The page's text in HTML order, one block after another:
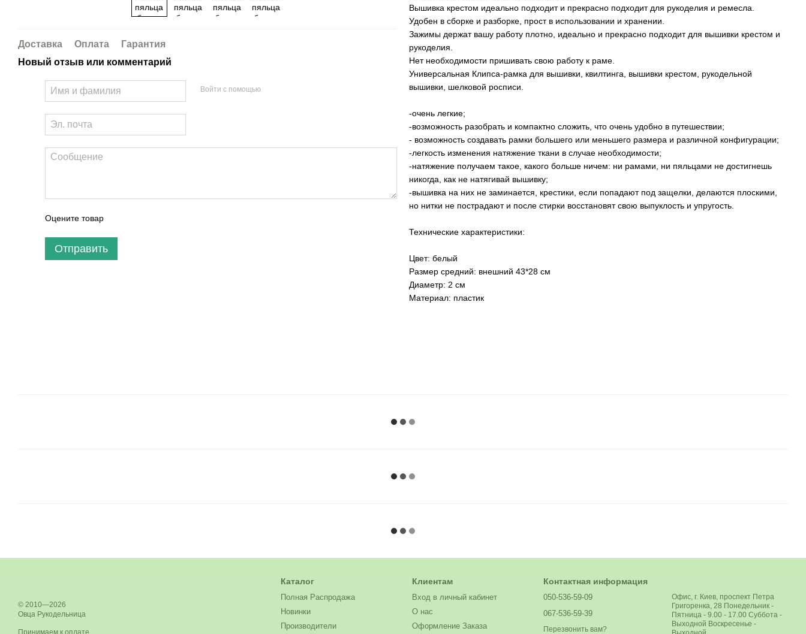
Доставка Оплата
Гарантия
Новый отзыв или комментарий
Войти с помощью
Оцените товар
Отправить
Вышивка крестом идеально подходит и прекрасно подходит для рукоделия и ремесла.
Удобен в сборке и разборке, прост в использовании и хранении.
Зажимы держат вашу работу плотно, идеально и прекрасно подходит для вышивки крестом и
рукоделия.
Нет необходимости пришивать свою работу к раме.
Универсальная Клипса-рамка для вышивки, квилтинга, вышивки крестом, рукодельной
вышивки, шелковой росписи.
-очень легкие;
-возможность разобрать и компактно сложить, что очень удобно в путешествии;
- возможность создавать рамки большего или меньшего размера и различной конфигурации;
-легкость изменения натяжение ткани в случае необходимости;
-натяжение получаем такое, какого больше ничем: ни рамами, ни пяльцами не достигнешь
никогда, как не натягивай вышивку;
-вышивка на них не заминается, крестики, если попадают под защелки, делаются плоскими,
но нитки не пострадают и после стирки восстановят свою выпуклость и упругость.
Технические характеристики:
Цвет: белый
Размер средний: внешний 43*28 см
Диаметр: 2 см
Материал: пластик
© 2010—2026
Овца Рукодельница
Принимаем к оплате
Каталог
Полная Распродажа
Новинки
Производители
Клиентам
Вход в личный кабинет
О нас
Оформление Заказа
Контактная информация
050-536-59-09
067-536-59-39
Перезвонить вам?
Офис, г. Киев, проспект Петра
Григоренка, 28 Понедельник -
Пятница - 9.00 - 17.00 Суббота -
Выходной Воскресенье -